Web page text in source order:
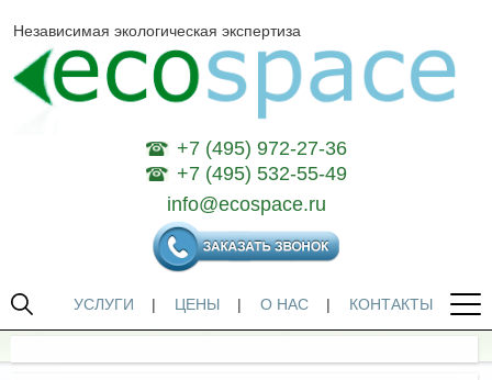
Независимая экологическая экспертиза
+7 (495) 972-27-36
+7 (495) 532-55-49
info@ecospace.ru
УСЛУГИ | ЦЕНЫ | О НАС | КОНТАКТЫ